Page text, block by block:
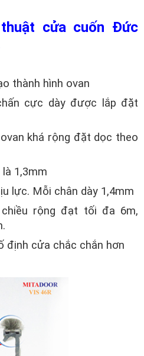
cửa cuốn Đức
thành hình ovan
cực dày được lắp đặt
khá rộng đặt dọc theo
1,3mm
lực. Mỗi chân dày 1,4mm
rộng đạt tối đa 6m,
cửa chắc chắn hơn